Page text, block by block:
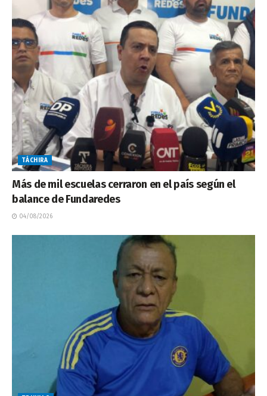
TÁCHIRA
Más de mil escuelas cerraron en el país según el
balance de Fundaredes
04/08/2026